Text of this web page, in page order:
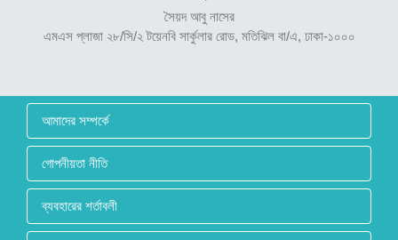
সৈয়দ আবু নাসের
এমএস প্লাজা ২৮/সি/২ টয়েনবি সার্কুলার রোড, মতিঝিল বা/এ, ঢাকা-১০০০
আমাদের সম্পর্কে
গোপনীয়তা নীতি
ব্যবহারের শর্তাবলী